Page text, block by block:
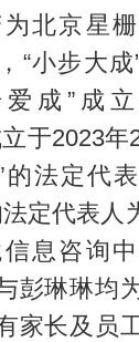
北京星
“小步大成
成”成
于2023年
的法定代
法定代表人
息咨询
彭琳琳均
家长及员